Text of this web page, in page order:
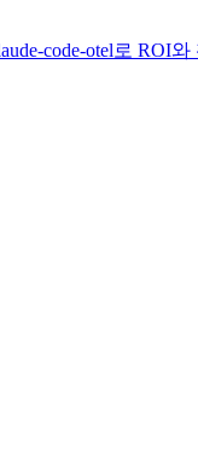
code-otel로 ROI